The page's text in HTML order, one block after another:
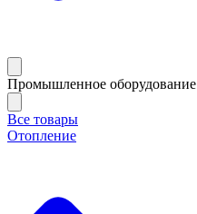
Промышленное оборудование
Все товары
Отопление